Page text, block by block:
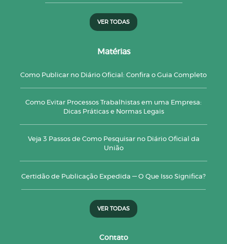
VER TODAS
Matérias
Como Publicar no Diário Oficial: Confira o Guia Completo
Como Evitar Processos Trabalhistas em uma Empresa:
Dicas Práticas e Normas Legais
Veja 3 Passos de Como Pesquisar no Diário Oficial da
União
Certidão de Publicação Expedida — O Que Isso Significa?
VER TODAS
Contato